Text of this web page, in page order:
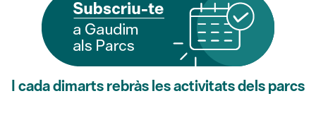
I cada dimarts rebràs les activitats dels parcs